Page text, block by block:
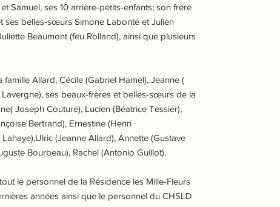
Samuel, ses 10 arrière-petits-enfants; son frère
ses belles-sœurs Simone Labonté et Julien
Beaumont (feu Rolland), ainsi que plusieurs
Allard, Cécile (Gabriel Hamel), Jeanne (
Lavergne), ses beaux-frères et belles-sœurs de la
Joseph Couture), Lucien (Béatrice Tessier),
Bertrand), Ernestine (Henri
(Jeanne Allard), Annette (Gustave
Bourbeau), Rachel (Antonio Guillot).
le personnel de la Résidence les Mille-Fleurs
années ainsi que le personnel du CHSLD